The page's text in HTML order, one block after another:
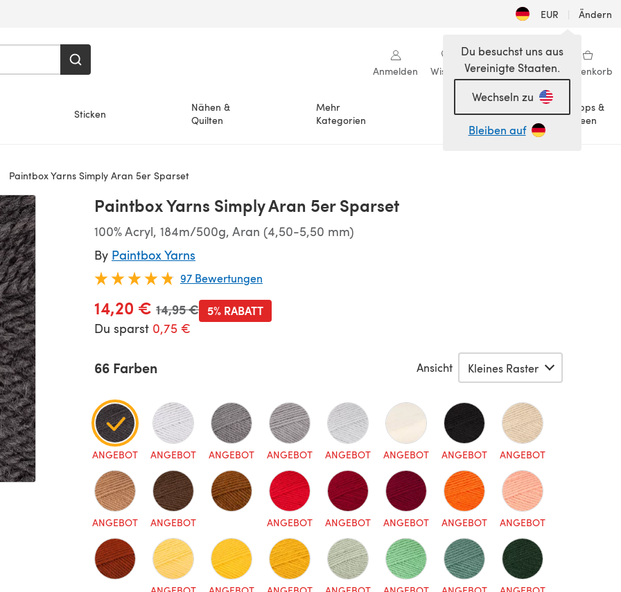
EUR | Ändern
Anmelden Wishlist Meine Bibliothek Warenkorb
Sticken
Nähen &
Quilten
Mehr
Kategorien
Anlässe
Tipps &
Ideen
Du besuchst uns aus
Vereinigte Staaten.
Wechseln zu
Bleiben auf
Paintbox Yarns Simply Aran 5er Sparset
Paintbox Yarns Simply Aran 5er Sparset
100% Acryl, 184m/500g, Aran (4,50-5,50 mm)
By Paintbox Yarns
97 Bewertungen
14,20 € Alter Preis
14,95 €
Du sparst 0,75 €
5% RABATT
66 Farben Ansicht
ANGEBOT ANGEBOT ANGEBOT ANGEBOT ANGEBOT ANGEBOT ANGEBOT ANGEBOT
ANGEBOT ANGEBOT ANGEBOT ANGEBOT ANGEBOT ANGEBOT ANGEBOT